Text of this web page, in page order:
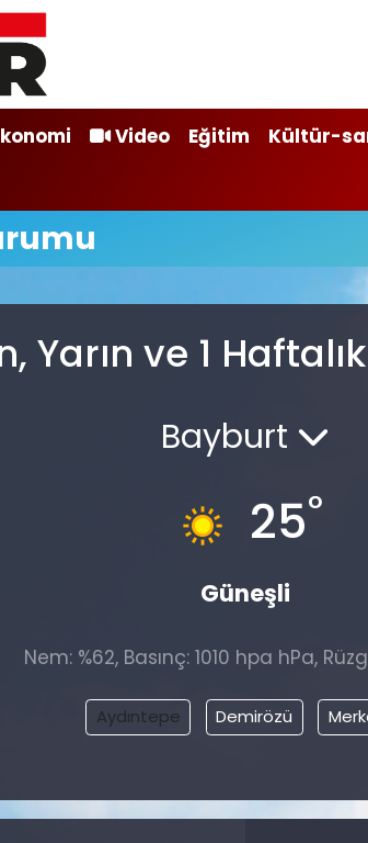
Video Eğitim Kültür-
Yarın ve 1
Bayburt
25°
Güneşli
Nem: %62, Basınç: 1010 hpa hPa,
Aydıntepe Demirözü